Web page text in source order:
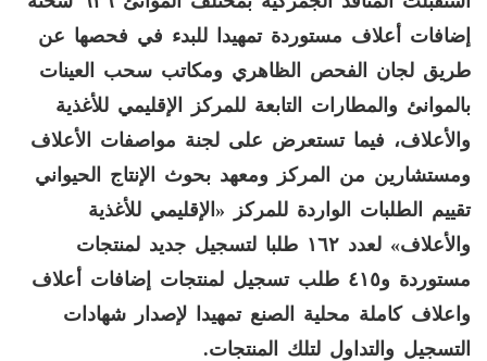
إضافات أعلاف مستوردة تمهيدا للبدء في فحصها عن
طريق لجان الفحص الظاهري ومكاتب سحب العينات
بالموانئ والمطارات التابعة للمركز الإقليمي للأغذية
والأعلاف، فيما تستعرض على لجنة مواصفات الأعلاف
ومستشارين من المركز ومعهد بحوث الإنتاج الحيواني
تقييم الطلبات الواردة للمركز «الإقليمي للأغذية
والأعلاف» لعدد ١٦٢ طلبا لتسجيل جديد لمنتجات
مستوردة و٤١٥ طلب تسجيل لمنتجات إضافات أعلاف
واعلاف كاملة محلية الصنع تمهيدا لإصدار شهادات
التسجيل والتداول لتلك المنتجات.